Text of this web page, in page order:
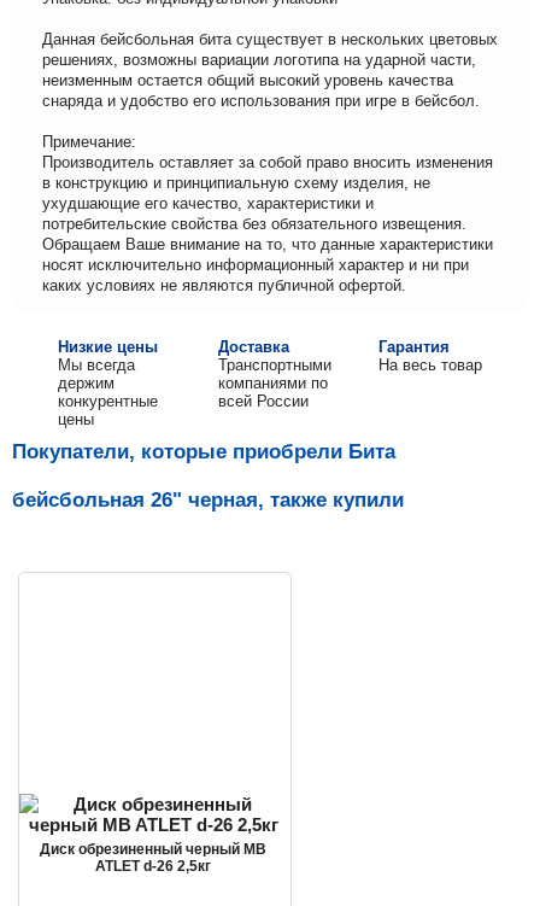
Данная бейсбольная бита существует в нескольких цветовых
решениях, возможны вариации логотипа на ударной части,
неизменным остается общий высокий уровень качества
снаряда и удобство его использования при игре в бейсбол.
Примечание:
Производитель оставляет за собой право вносить изменения
в конструкцию и принципиальную схему изделия, не
ухудшающие его качество, характеристики и
потребительские свойства без обязательного извещения.
Обращаем Ваше внимание на то, что данные характеристики
носят исключительно информационный характер и ни при
каких условиях не являются публичной офертой.
Низкие цены
Мы всегда
держим
конкурентные
цены
Доставка
Транспортными
компаниями по
всей России
Гарантия
На весь товар
Покупатели, которые приобрели Бита
бейсбольная 26" черная, также купили
Диск обрезиненный черный MB
ATLET d-26 2,5кг